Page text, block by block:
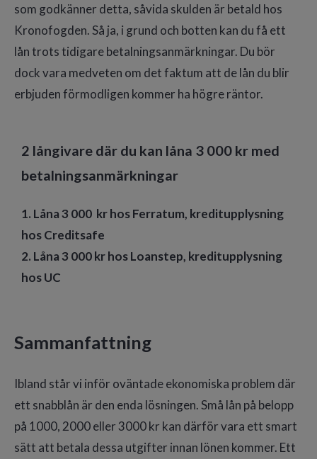
som godkänner detta, såvida skulden är betald hos
Kronofogden. Så ja, i grund och botten kan du få ett
lån trots tidigare betalningsanmärkningar. Du bör
dock vara medveten om det faktum att de lån du blir
erbjuden förmodligen kommer ha högre räntor.
2 långivare där du kan låna 3 000 kr med
betalningsanmärkningar
1. Låna 3 000 kr hos Ferratum, kreditupplysning
hos Creditsafe
2. Låna 3 000 kr hos Loanstep, kreditupplysning
hos UC
Sammanfattning
Ibland står vi inför oväntade ekonomiska problem där
ett snabblån är den enda lösningen. Små lån på belopp
på 1000, 2000 eller 3000 kr kan därför vara ett smart
sätt att betala dessa utgifter innan lönen kommer. Ett